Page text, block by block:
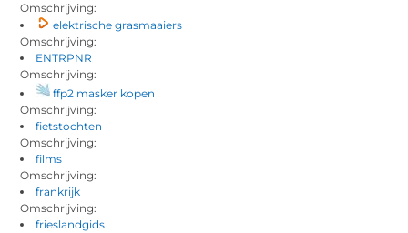
Omschrijving:
elektrische grasmaaiers
Omschrijving:
ENTRPNR
Omschrijving:
ffp2 masker kopen
Omschrijving:
fietstochten
Omschrijving:
films
Omschrijving:
frankrijk
Omschrijving:
frieslandgids